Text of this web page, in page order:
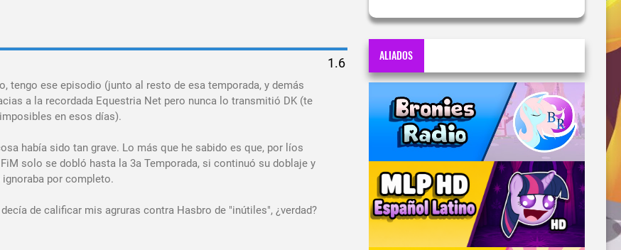
tengo ese episodio (junto al resto de esa temporada, y demás
a la recordada Equestria Net pero nunca lo transmitió DK (te
en esos días).
había sido tan grave. Lo más que he sabido es que, por líos
solo se dobló hasta la 3a Temporada, si continuó su doblaje y
por completo.
de calificar mis agruras contra Hasbro de "inútiles", ¿verdad?
ALIADOS